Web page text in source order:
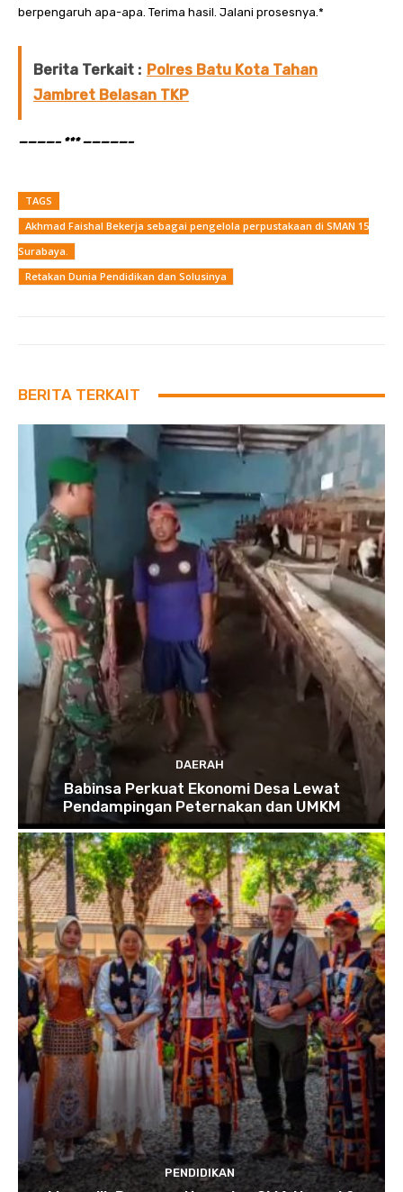
berpengaruh apa-apa. Terima hasil. Jalani prosesnya.*
Berita Terkait : Polres Batu Kota Tahan
Jambret Belasan TKP
————– *** —————–
TAGS
Akhmad Faishal Bekerja sebagai pengelola perpustakaan di SMAN 15
Surabaya.
Retakan Dunia Pendidikan dan Solusinya
BERITA TERKAIT
DAERAH
Babinsa Perkuat Ekonomi Desa Lewat
Pendampingan Peternakan dan UMKM
PENDIDIKAN